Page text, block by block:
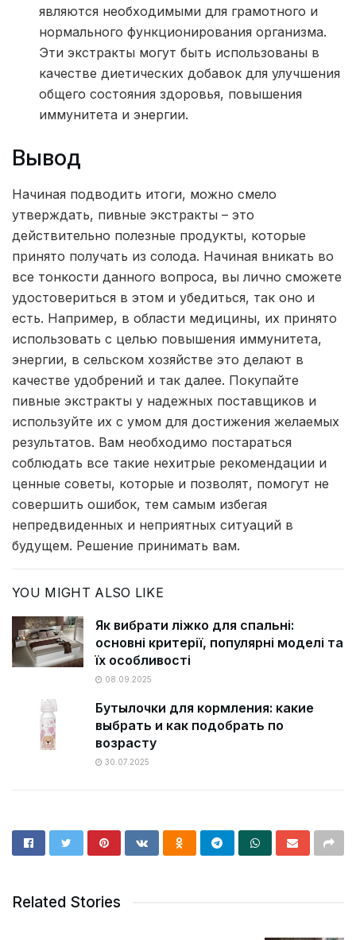
являются необходимыми для грамотного и
нормального функционирования организма.
Эти экстракты могут быть использованы в
качестве диетических добавок для улучшения
общего состояния здоровья, повышения
иммунитета и энергии.
Вывод
Начиная подводить итоги, можно смело
утверждать, пивные экстракты – это
действительно полезные продукты, которые
принято получать из солода. Начиная вникать во
все тонкости данного вопроса, вы лично сможете
удостовериться в этом и убедиться, так оно и
есть. Например, в области медицины, их принято
использовать с целью повышения иммунитета,
энергии, в сельском хозяйстве это делают в
качестве удобрений и так далее. Покупайте
пивные экстракты у надежных поставщиков и
используйте их с умом для достижения желаемых
результатов. Вам необходимо постараться
соблюдать все такие нехитрые рекомендации и
ценные советы, которые и позволят, помогут не
совершить ошибок, тем самым избегая
непредвиденных и неприятных ситуаций в
будущем. Решение принимать вам.
YOU MIGHT ALSO LIKE
Як вибрати ліжко для спальні:
основні критерії, популярні моделі та
їх особливості
08.09.2025
Бутылочки для кормления: какие
выбрать и как подобрать по
возрасту
30.07.2025
Related Stories